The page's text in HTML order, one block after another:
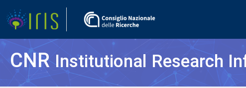
CNRInstitutional Research